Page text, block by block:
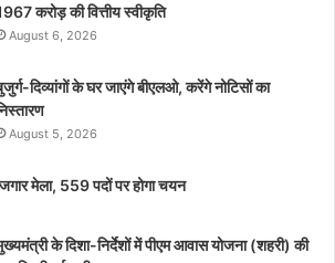
करोड़ की वित्तीय स्वीकृति
August 6, 2026
दिव्यांगों के घर जाएंगे बीएलओ, करेंगे नोटिसों का
August 5, 2026
मेला, 559 पदों पर होगा चयन
के दिशा-निर्देशों में पीएम आवास योजना (शहरी) की